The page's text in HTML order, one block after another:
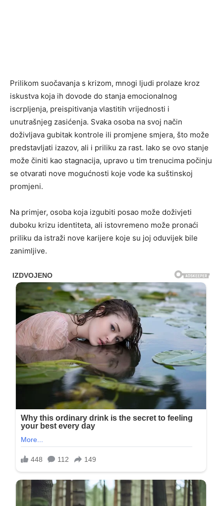
Prilikom suočavanja s krizom, mnogi ljudi prolaze kroz
iskustva koja ih dovode do stanja emocionalnog
iscrpljenja, preispitivanja vlastitih vrijednosti i
unutrašnjeg zasićenja. Svaka osoba na svoj način
doživljava gubitak kontrole ili promjene smjera, što može
predstavljati izazov, ali i priliku za rast. Iako se ovo stanje
može činiti kao stagnacija, upravo u tim trenucima počinju
se otvarati nove mogućnosti koje vode ka suštinskoj
promjeni.
Na primjer, osoba koja izgubiti posao može doživjeti
duboku krizu identiteta, ali istovremeno može pronaći
priliku da istraži nove karijere koje su joj oduvijek bile
zanimljive.